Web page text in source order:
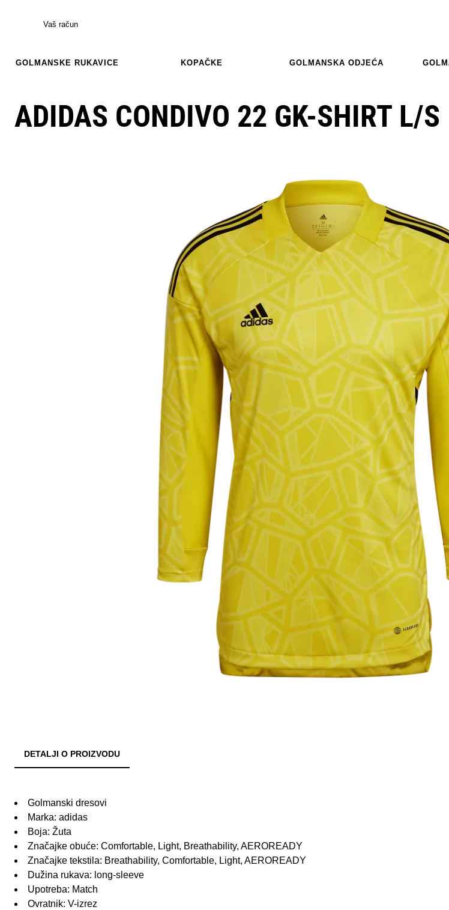
Vaš račun
GOLMANSKE RUKAVICE KOPAČKE GOLMANSKA ODJEĆA
ADIDAS CONDIVO 22 GK-SHIRT L/S
DETALJI O PROIZVODU
Golmanski dresovi
Marka: adidas
Boja: Žuta
Značajke obuće: Comfortable, Light, Breathability, AEROREADY
Značajke tekstila: Breathability, Comfortable, Light, AEROREADY
Dužina rukava: long-sleeve
Upotreba: Match
Ovratnik: V-izrez